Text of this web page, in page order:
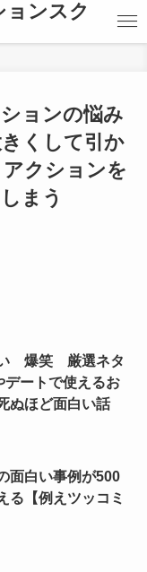
ンスク
ョンの悩み
くして引か
クションを
まう
爆笑 厳選ネタ
デートで使えるお
ぬほど面白い話
面白い事例が500
る【例えツッコミ